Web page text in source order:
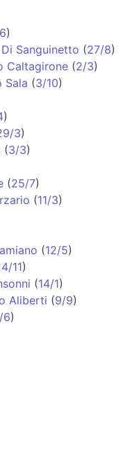
)
Sanguinetto (27/8)
Caltagirone (2/3)
Sala (3/10)
)
3)
(3/3)
(25/7)
(11/3)
(12/5)
11)
(14/1)
Aliberti (9/9)
6)